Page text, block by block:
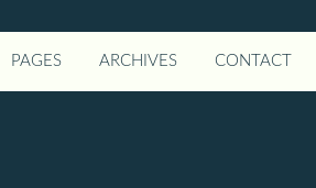
PAGES ARCHIVES CONTACT